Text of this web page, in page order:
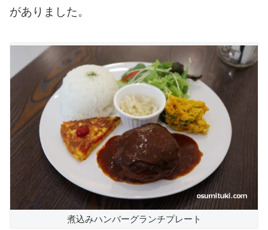
がありました。
煮込みハンバーグランチプレート